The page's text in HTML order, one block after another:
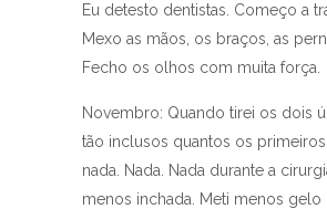
Eu detesto dentistas. Começo a
Mexo as mãos, os braços, as
Fecho os olhos com muita força.
Novembro: Quando tirei os dois
tão inclusos quantos os
nada. Nada. Nada durante a
menos inchada. Meti menos gelo